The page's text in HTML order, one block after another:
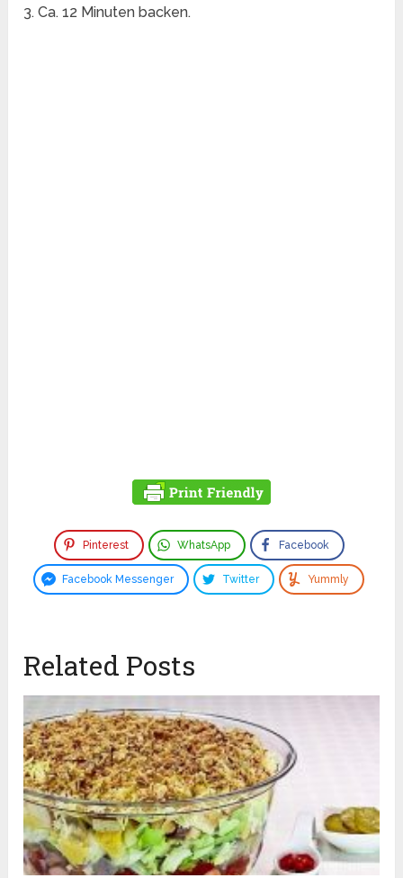
3. Ca. 12 Minuten backen.
Pinterest WhatsApp Facebook
Facebook Messenger Twitter Yummly
Related Posts